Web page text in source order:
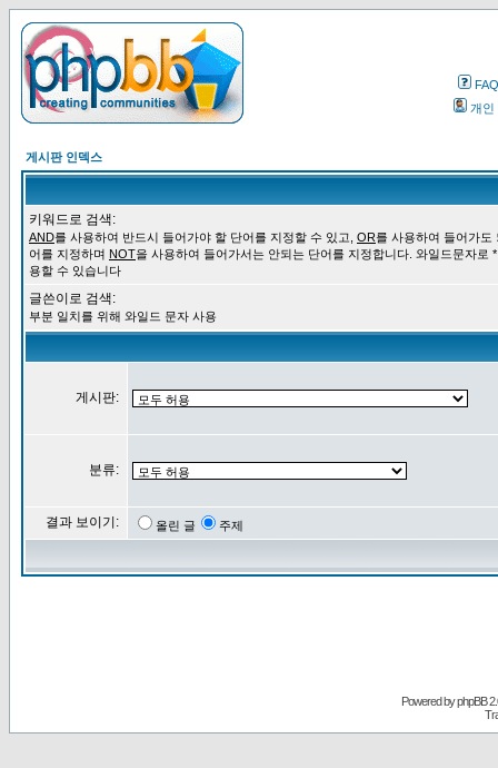
FAQ
개인
게시판 인덱스
키워드로 검색:
AND를 사용하여 반드시 들어가야 할 단어를 지정할 수 있고, OR를 사용하여 들어가도
어를 지정하며 NOT을 사용하여 들어가서는 안되는 단어를 지정합니다. 와일드문자로
용할 수 있습니다
글쓴이로 검색:
부분 일치를 위해 와일드 문자 사용
게시판:
분류:
결과 보이기: 올린 글 주제
Powered byphpBB